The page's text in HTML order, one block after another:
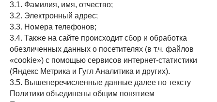
3.1. Фамилия, имя, отчество;
3.2. Электронный адрес;
3.3. Номера телефонов;
3.4. Также на сайте происходит сбор и обработка
обезличенных данных о посетителях (в т.ч. файлов
«cookie») с помощью сервисов интернет-статистики
(Яндекс Метрика и Гугл Аналитика и других).
3.5. Вышеперечисленные данные далее по тексту
Политики объединены общим понятием